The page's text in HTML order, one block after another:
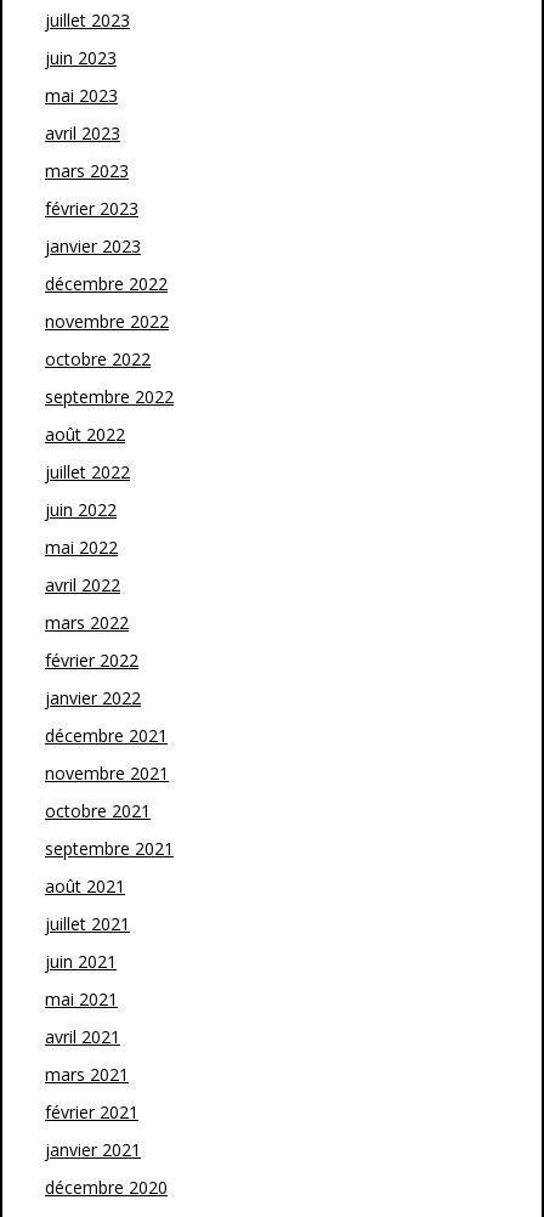
juillet 2023
juin 2023
mai 2023
avril 2023
mars 2023
février 2023
janvier 2023
décembre 2022
novembre 2022
octobre 2022
septembre 2022
août 2022
juillet 2022
juin 2022
mai 2022
avril 2022
mars 2022
février 2022
janvier 2022
décembre 2021
novembre 2021
octobre 2021
septembre 2021
août 2021
juillet 2021
juin 2021
mai 2021
avril 2021
mars 2021
février 2021
janvier 2021
décembre 2020